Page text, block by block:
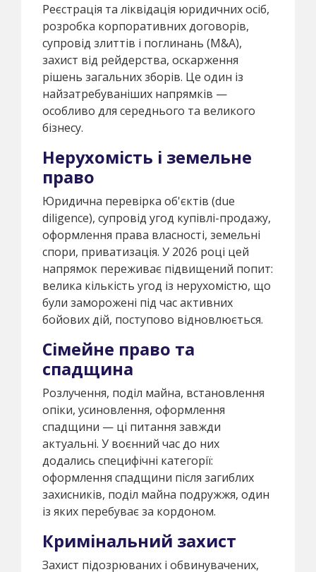
Реєстрація та ліквідація юридичних осіб,
розробка корпоративних договорів,
супровід злиттів і поглинань (M&A),
захист від рейдерства, оскарження
рішень загальних зборів. Це один із
найзатребуваніших напрямків —
особливо для середнього та великого
бізнесу.
Нерухомість і земельне
право
Юридична перевірка об'єктів (due
diligence), супровід угод купівлі-продажу,
оформлення права власності, земельні
спори, приватизація. У 2026 році цей
напрямок переживає підвищений попит:
велика кількість угод із нерухомістю, що
були заморожені під час активних
бойових дій, поступово відновлюється.
Сімейне право та
спадщина
Розлучення, поділ майна, встановлення
опіки, усиновлення, оформлення
спадщини — ці питання завжди
актуальні. У воєнний час до них
додались специфічні категорії:
оформлення спадщини після загиблих
захисників, поділ майна подружжя, один
із яких перебуває за кордоном.
Кримінальний захист
Захист підозрюваних і обвинувачених,